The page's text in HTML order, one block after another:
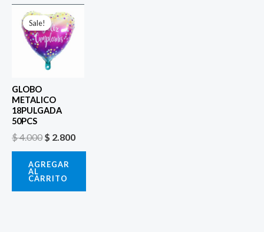
Sale!
Sale!
GLOBO
METALICO
18PULGADA
50PCS
$4.000
precio
original
era:
$ 4.000.
$ 2.800
AGREGAR
AL
CARRITO